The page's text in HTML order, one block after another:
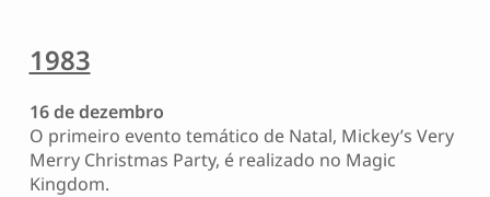
1983
16 de dezembro
O primeiro evento temático de Natal, Mickey’s Very
Merry Christmas Party, é realizado no Magic
Kingdom.